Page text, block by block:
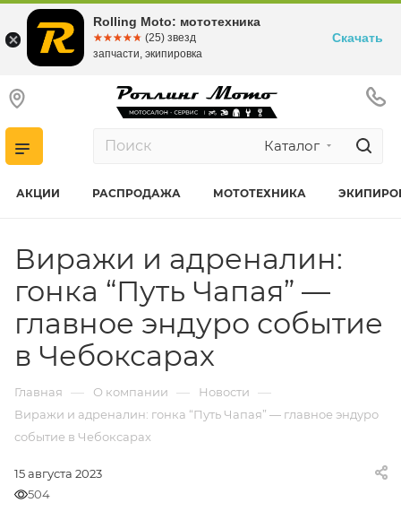
Каталог
АКЦИИ РАСПРОДАЖА МОТОТЕХНИКА
Виражи и адреналин:
гонка “Путь Чапая” —
главное эндуро событие
в Чебоксарах
Главная — О компании — Новости —
Виражи и адреналин: гонка “Путь Чапая” — главное эндуро
событие в Чебоксарах
15 августа 2023
504
Rolling Moto: мототехника
☆☆☆☆☆
★★★★★ (25) звезд
запчасти, экипировка
Скачать